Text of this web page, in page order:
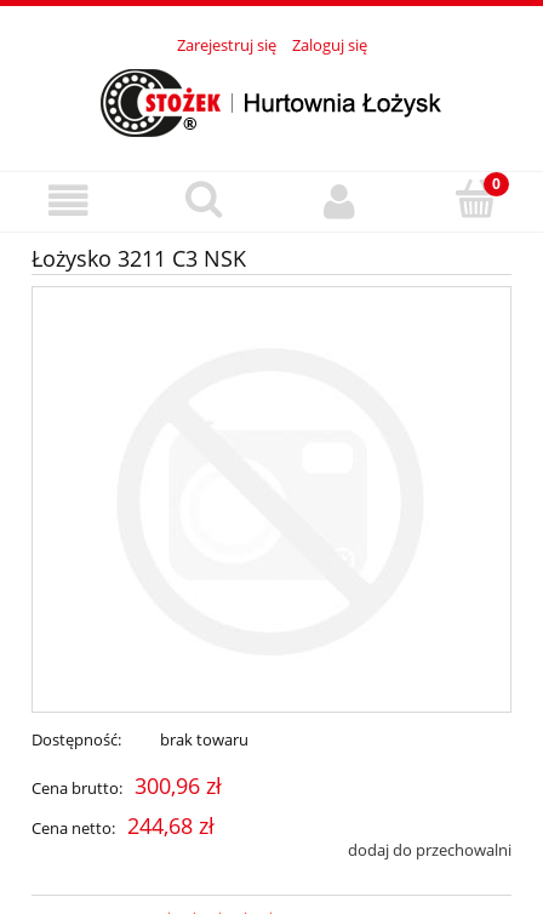
Zarejestruj się Zaloguj się
Łożysko 3211 C3 NSK
Dostępność: brak towaru
Cena brutto: 300,96 zł
Cena netto: 244,68 zł
dodaj do przechowalni